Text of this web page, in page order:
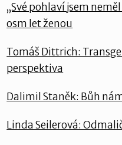
„Své pohlaví jsem
osm let ženou
Tomáš Dittrich:
perspektiva
Dalimil Staněk: Bůh
Linda Seilerová: